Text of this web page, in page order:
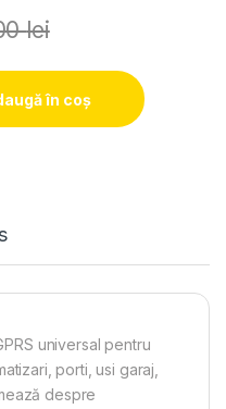
lei
în coș
universal pentru
porti, usi garaj,
despre